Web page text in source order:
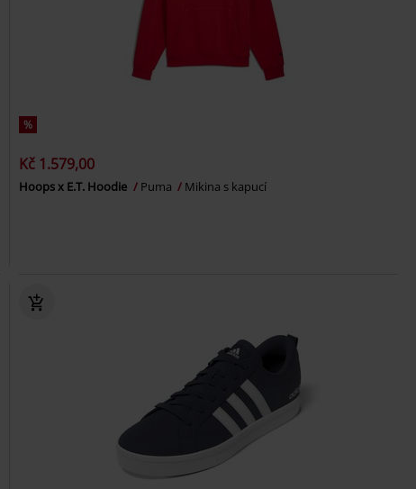
%
Kč 1.579,00
Hoops x E.T. Hoodie Puma Mikina s kapucí